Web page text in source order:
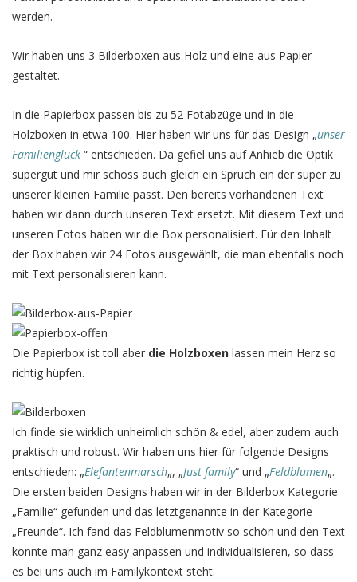
werden.
Wir haben uns 3 Bilderboxen aus Holz und eine aus Papier
gestaltet.
In die Papierbox passen bis zu 52 Fotabzüge und in die
Holzboxen in etwa 100. Hier haben wir uns für das Design „unser
Familienglück “ entschieden. Da gefiel uns auf Anhieb die Optik
supergut und mir schoss auch gleich ein Spruch ein der super zu
unserer kleinen Familie passt. Den bereits vorhandenen Text
haben wir dann durch unseren Text ersetzt. Mit diesem Text und
unseren Fotos haben wir die Box personalisiert. Für den Inhalt
der Box haben wir 24 Fotos ausgewählt, die man ebenfalls noch
mit Text personalisieren kann.
Die Papierbox ist toll aber die Holzboxen lassen mein Herz so
richtig hüpfen.
Ich finde sie wirklich unheimlich schön & edel, aber zudem auch
praktisch und robust. Wir haben uns hier für folgende Designs
entschieden: „Elefantenmarsch„, „Just family“ und „Feldblumen„.
Die ersten beiden Designs haben wir in der Bilderbox Kategorie
„Familie“ gefunden und das letztgenannte in der Kategorie
„Freunde“. Ich fand das Feldblumenmotiv so schön und den Text
konnte man ganz easy anpassen und individualisieren, so dass
es bei uns auch im Familykontext steht.